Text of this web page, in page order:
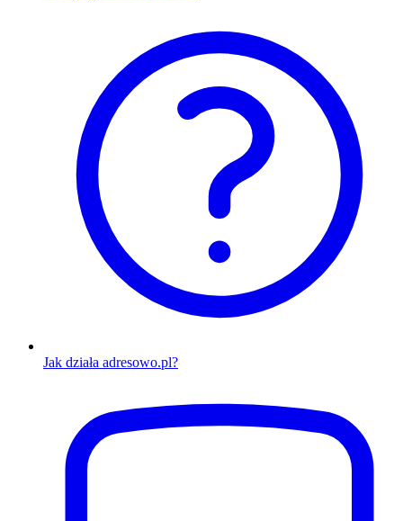
Jak działa adresowo.pl?